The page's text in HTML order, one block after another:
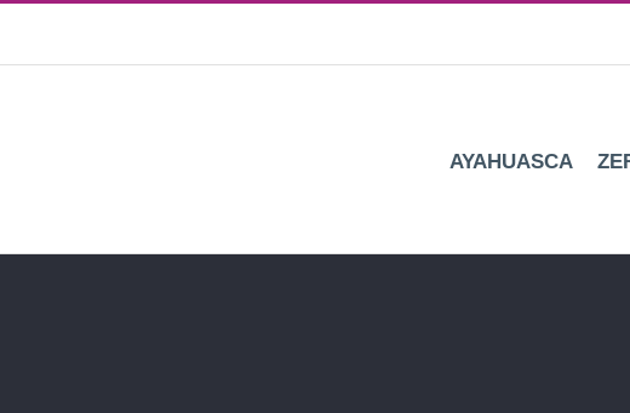
AYAHUASCA